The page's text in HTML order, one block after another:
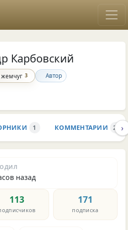
Карбовский
3 Автор
1 КОММЕНТАРИИ 2.4K
›
назад
113 171
подписка